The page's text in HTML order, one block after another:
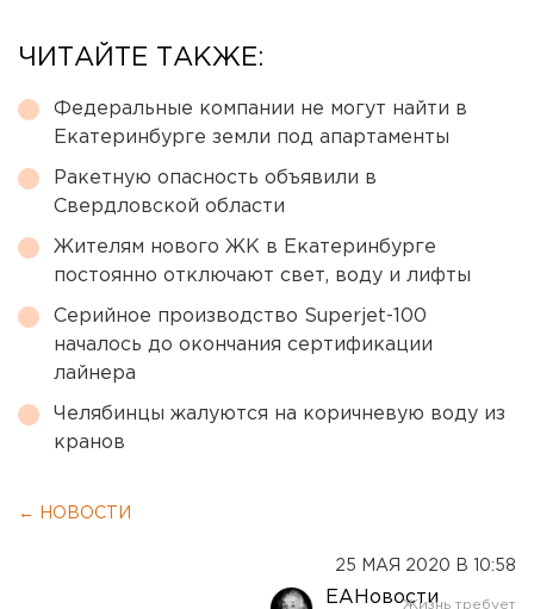
ЧИТАЙТЕ ТАКЖЕ:
Федеральные компании не могут найти в
Екатеринбурге земли под апартаменты
Ракетную опасность объявили в
Свердловской области
Жителям нового ЖК в Екатеринбурге
постоянно отключают свет, воду и лифты
Серийное производство Superjet-100
началось до окончания сертификации
лайнера
Челябинцы жалуются на коричневую воду из
кранов
← НОВОСТИ
25 МАЯ 2020 В 10:58
ЕАНовости